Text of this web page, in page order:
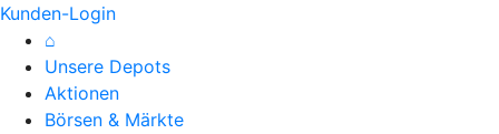
Kunden-Login
⌂
Unsere Depots
Aktionen
Börsen & Märkte